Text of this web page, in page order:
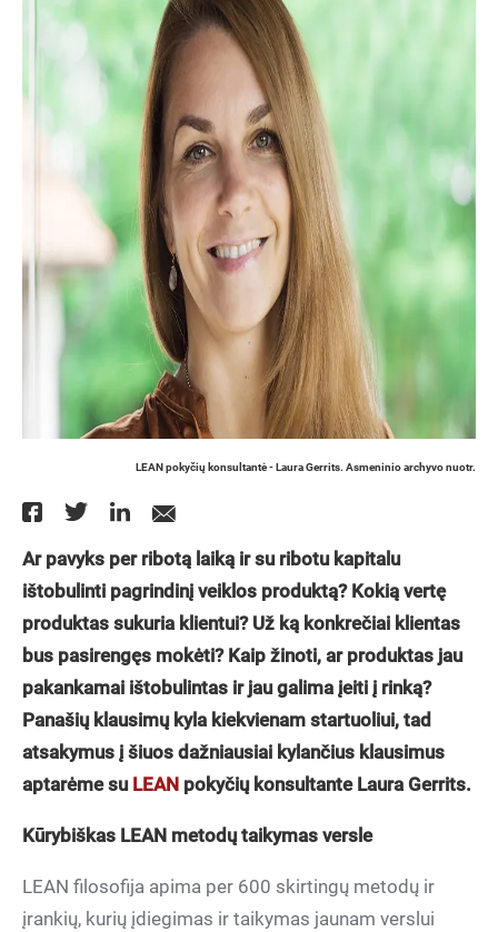
LEAN pokyčių konsultantė - Laura Gerrits. Asmeninio archyvo nuotr.
Ar pavyks per ribotą laiką ir su ribotu kapitalu
ištobulinti pagrindinį veiklos produktą? Kokią vertę
produktas sukuria klientui? Už ką konkrečiai klientas
bus pasirengęs mokėti? Kaip žinoti, ar produktas jau
pakankamai ištobulintas ir jau galima įeiti į rinką?
Panašių klausimų kyla kiekvienam startuoliui, tad
atsakymus į šiuos dažniausiai kylančius klausimus
aptarėme su LEAN pokyčių konsultante Laura Gerrits.
Kūrybiškas LEAN metodų taikymas versle
LEAN filosofija apima per 600 skirtingų metodų ir
įrankių, kurių įdiegimas ir taikymas jaunam verslui